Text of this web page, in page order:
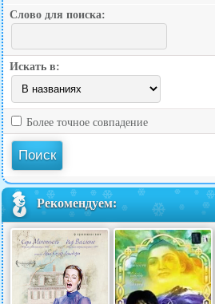
Слово для поиска:
Искать в:
Более точное совпадение
Рекомендуем: